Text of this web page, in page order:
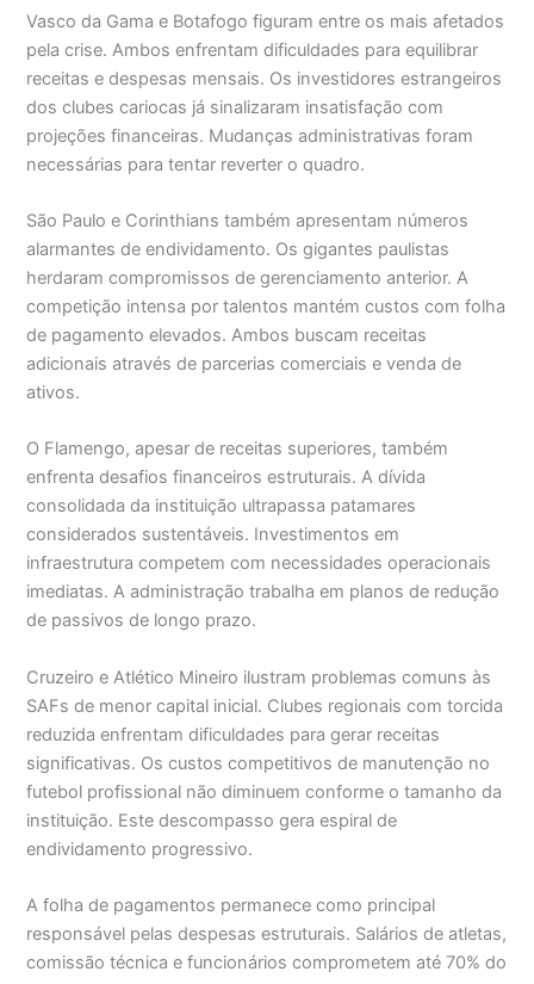
Vasco da Gama e Botafogo figuram entre os mais afetados
pela crise. Ambos enfrentam dificuldades para equilibrar
receitas e despesas mensais. Os investidores estrangeiros
dos clubes cariocas já sinalizaram insatisfação com
projeções financeiras. Mudanças administrativas foram
necessárias para tentar reverter o quadro.
São Paulo e Corinthians também apresentam números
alarmantes de endividamento. Os gigantes paulistas
herdaram compromissos de gerenciamento anterior. A
competição intensa por talentos mantém custos com folha
de pagamento elevados. Ambos buscam receitas
adicionais através de parcerias comerciais e venda de
ativos.
O Flamengo, apesar de receitas superiores, também
enfrenta desafios financeiros estruturais. A dívida
consolidada da instituição ultrapassa patamares
considerados sustentáveis. Investimentos em
infraestrutura competem com necessidades operacionais
imediatas. A administração trabalha em planos de redução
de passivos de longo prazo.
Cruzeiro e Atlético Mineiro ilustram problemas comuns às
SAFs de menor capital inicial. Clubes regionais com torcida
reduzida enfrentam dificuldades para gerar receitas
significativas. Os custos competitivos de manutenção no
futebol profissional não diminuem conforme o tamanho da
instituição. Este descompasso gera espiral de
endividamento progressivo.
A folha de pagamentos permanece como principal
responsável pelas despesas estruturais. Salários de atletas,
comissão técnica e funcionários comprometem até 70% do